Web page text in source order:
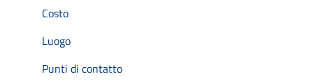
Costo
Luogo
Punti di contatto